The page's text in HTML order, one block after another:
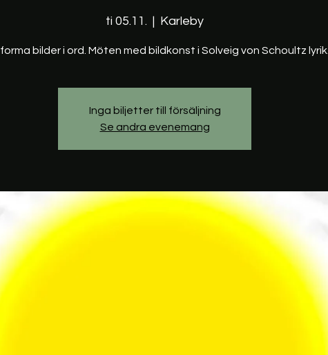
ti 05.11.
  |
Karleby
bilder i ord. Möten med bildkonst i Solveig von Schoultz lyrik.
Inga biljetter till försäljning
Se andra evenemang